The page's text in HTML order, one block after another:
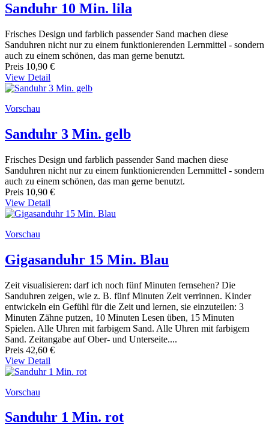
Sanduhr 10 Min. lila
Frisches Design und farblich passender Sand machen diese
Sanduhren nicht nur zu einem funktionierenden Lernmittel - sondern
auch zu einem schönen, das man gerne benutzt.
Preis 10,90 €
View Detail
Vorschau
Sanduhr 3 Min. gelb
Frisches Design und farblich passender Sand machen diese
Sanduhren nicht nur zu einem funktionierenden Lernmittel - sondern
auch zu einem schönen, das man gerne benutzt.
Preis 10,90 €
View Detail
Vorschau
Gigasanduhr 15 Min. Blau
Zeit visualisieren: darf ich noch fünf Minuten fernsehen? Die
Sanduhren zeigen, wie z. B. fünf Minuten Zeit verrinnen. Kinder
entwickeln ein Gefühl für die Zeit und lernen, sie einzuteilen: 3
Minuten Zähne putzen, 10 Minuten Lesen üben, 15 Minuten
Spielen. Alle Uhren mit farbigem Sand. Alle Uhren mit farbigem
Sand. Zeitangabe auf Ober- und Unterseite....
Preis 42,60 €
View Detail
Vorschau
Sanduhr 1 Min. rot